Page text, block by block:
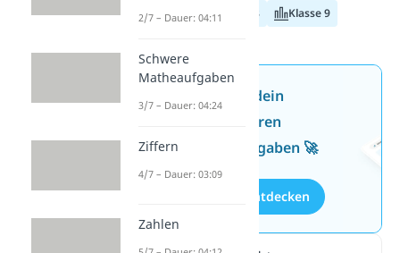
Klasse 7 Klasse 8 Klasse 9
Jetzt neu: Teste dein
Wissen mit unseren
kostenlosen Aufgaben 🚀
Aufgaben entdecken
2/7 – Dauer: 04:11
Schwere
Matheaufgaben
3/7 – Dauer: 04:24
Ziffern
4/7 – Dauer: 03:09
Zahlen